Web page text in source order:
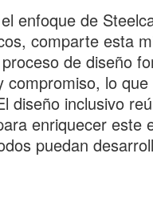
enfoque de
comparte esta
de diseño
lo
diseño inclusivo
enriquecer este
puedan